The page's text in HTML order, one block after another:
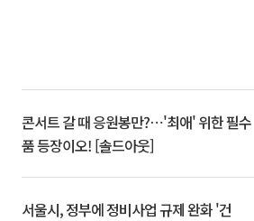
콘서트 갈 때 응원봉만?⋯'최애' 위한 필수
품 등장이오! [솔드아웃]
서울시, 정부에 정비사업 규제 완화 '건